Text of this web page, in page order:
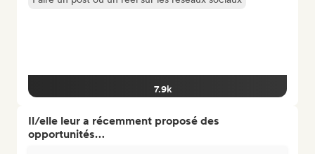
7.9k
Il/elle leur a récemment proposé des
opportunités…